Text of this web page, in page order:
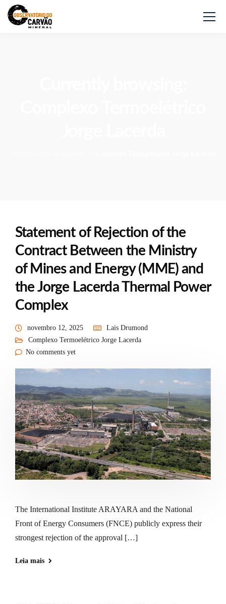
Statement of Rejection of the
Contract Between the Ministry
of Mines and Energy (MME) and
the Jorge Lacerda Thermal Power
Complex
novembro 12, 2025
Lais Drumond
Complexo Termoelétrico Jorge Lacerda
No comments yet
The International Institute ARAYARA and the National
Front of Energy Consumers (FNCE) publicly express their
strongest rejection of the approval […]
Leia mais